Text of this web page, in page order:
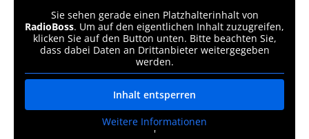
Sie sehen gerade einen Platzhalterinhalt von
RadioBoss. Um auf den eigentlichen Inhalt zuzugreifen,
klicken Sie auf den Button unten. Bitte beachten Sie,
dass dabei Daten an Drittanbieter weitergegeben
werden.
Inhalt entsperren
Weitere Informationen
'